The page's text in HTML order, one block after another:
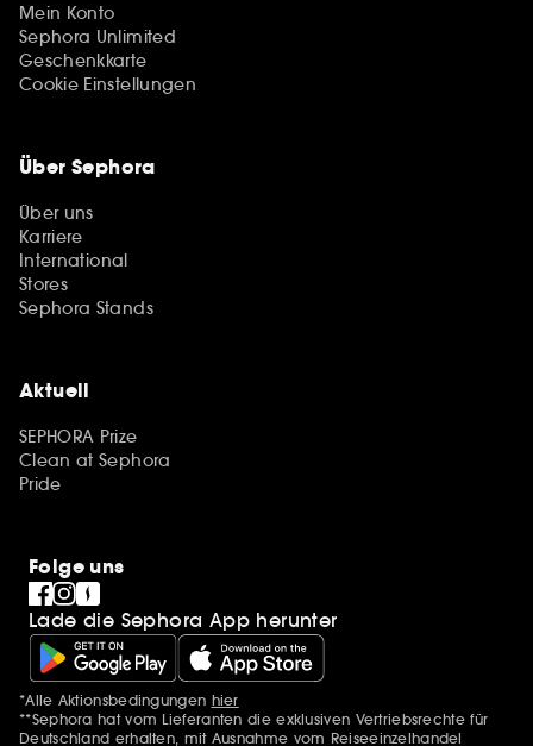
Mein Konto
Sephora Unlimited
Geschenkkarte
Cookie Einstellungen
Über Sephora
Über uns
Karriere
International
Stores
Sephora Stands
Aktuell
SEPHORA Prize
Clean at Sephora
Pride
Folge uns
Lade die Sephora App herunter
Zusätzlich Erwähnungen
*Alle Aktionsbedingungen hier
**Sephora hat vom Lieferanten die exklusiven Vertriebsrechte für
Deutschland erhalten, mit Ausnahme vom Reiseeinzelhandel